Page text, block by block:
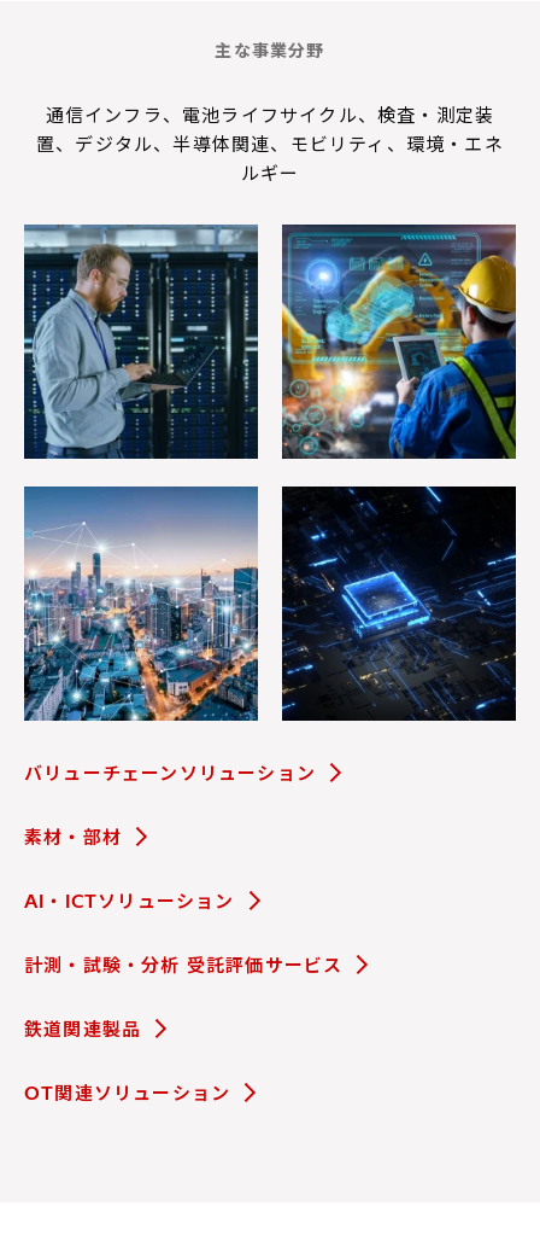
主な事業分野
通信インフラ、電池ライフサイクル、検査・測定装
置、デジタル、半導体関連、モビリティ、環境・エネ
ルギー
バリューチェーンソリューション
素材・部材
AI・ICTソリューション
計測・試験・分析 受託評価サービス
鉄道関連製品
OT関連ソリューション